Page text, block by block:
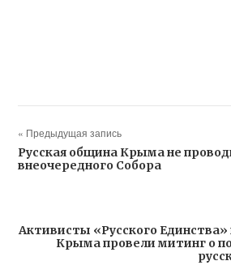
« Предыдущая запись
Русская община Крыма не
внеочередного Собора
Активисты «Русского
Крыма провели митинг о